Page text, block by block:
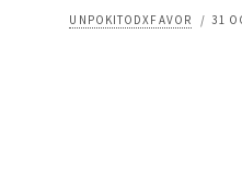
UNPOKITODXFAVOR / 31